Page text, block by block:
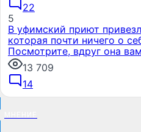
22
5
В уфимский приют
которая почти ничего о
Посмотрите, вдруг она
13 709
14